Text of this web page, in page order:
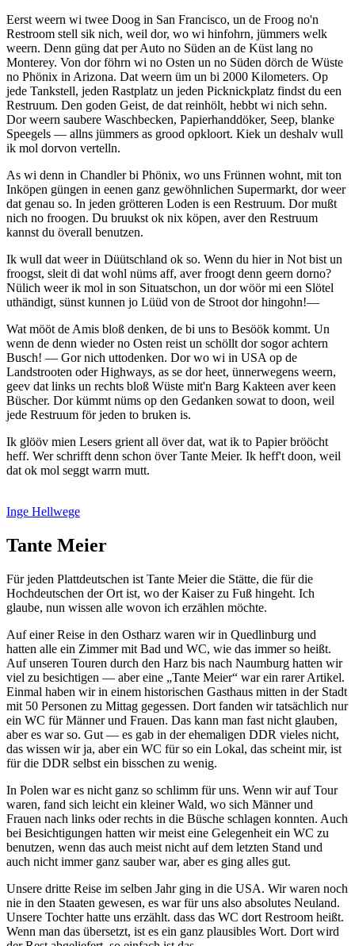
Eerst weern wi twee Doog in San Francisco, un de Froog no'n
Restroom stell sik nich, weil dor, wo wi hinfohrn, jümmers welk
weern. Denn güng dat per Auto no Süden an de Küst lang no
Monterey. Von dor föhrn wi no Osten un no Süden dörch de Wüste
no Phönix in Arizona. Dat weern üm un bi 2000 Kilometers. Op
jede Tankstell, jeden Rastplatz un jeden Picknickplatz findst du een
Restruum. Den goden Geist, de dat reinhölt, hebbt wi nich sehn.
Dor weern saubere Waschbecken, Papierhanddöker, Seep, blanke
Speegels — allns jümmers as grood opkloort. Kiek un deshalv wull
ik mol dorvon vertelln.
As wi denn in Chandler bi Phönix, wo uns Frünnen wohnt, mit ton
Inköpen güngen in eenen ganz gewöhnlichen Supermarkt, dor weer
dat genau so. In jeden grötteren Loden is een Restruum. Dor mußt
nich no froogen. Du bruukst ok nix köpen, aver den Restruum
kannst du överall benutzen.
Ik wull dat weer in Düütschland ok so. Wenn du hier in Not bist un
froogst, sleit di dat wohl nüms aff, aver froogt denn geern dorno?
Nülich weer ik mol in son Situatschon, un dor wöör mi een Slötel
uthändigt, sünst kunnen jo Lüüd von de Stroot dor hingohn!—
Wat mööt de Amis bloß denken, de bi uns to Besöök kommt. Un
wenn de denn wieder no Osten reist un schöllt dor sogor achtern
Busch! — Gor nich uttodenken. Dor wo wi in USA op de
Landstrooten oder Highways, as se dor heet, ünnerwegens weern,
geev dat links un rechts bloß Wüste mit'n Barg Kakteen aver keen
Büscher. Dor kümmt nüms op den Gedanken sowat to doon, weil
jede Restruum för jeden to bruken is.
Ik glööv mien Lesers grient all över dat, wat ik to Papier brööcht
heff. Wer schrifft denn schon över Tante Meier. Ik heff't doon, weil
dat ok mol seggt warrn mutt.
Inge Hellwege
Tante Meier
Für jeden Plattdeutschen ist Tante Meier die Stätte, die für die
Hochdeutschen der Ort ist, wo der Kaiser zu Fuß hingeht. Ich
glaube, nun wissen alle wovon ich erzählen möchte.
Auf einer Reise in den Ostharz waren wir in Quedlinburg und
hatten alle ein Zimmer mit Bad und WC, wie das immer so heißt.
Auf unseren Touren durch den Harz bis nach Naumburg hatten wir
viel zu besichtigen — aber eine
Tante Meier
war ein rarer Artikel.
Einmal haben wir in einem historischen Gasthaus mitten in der Stadt
mit 50 Personen zu Mittag gegessen. Dort fanden wir tatsächlich nur
ein WC für Männer und Frauen. Das kann man fast nicht glauben,
aber es war so. Gut — es gab in der ehemaligen DDR vieles nicht,
das wissen wir ja, aber ein WC für so ein Lokal, das scheint mir, ist
für die DDR selbst ein bisschen zu wenig.
In Polen war es nicht ganz so schlimm für uns. Wenn wir auf Tour
waren, fand sich leicht ein kleiner Wald, wo sich Männer und
Frauen nach links oder rechts in die Büsche schlagen konnten. Auch
bei Besichtigungen hatten wir meist eine Gelegenheit ein WC zu
benutzen, wenn das auch meist nicht auf dem letzten Stand und
auch nicht immer ganz sauber war, aber es ging alles gut.
Unsere dritte Reise im selben Jahr ging in die USA. Wir waren noch
nie in den Staaten gewesen, es war für uns also absolutes Neuland.
Unsere Tochter hatte uns erzählt. dass das WC dort Restroom heißt.
Wenn man das übersetzt, ist es ein ganz plausibles Wort. Dort wird